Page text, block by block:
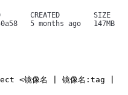
CREATED        SIZE
5 months ago   147MB
<镜像名 | 镜像名:tag |